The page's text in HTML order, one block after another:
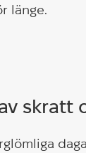
länge.
skratt